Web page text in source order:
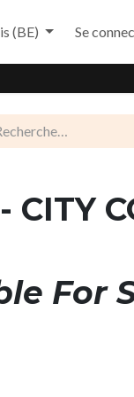
(BE) Se
CITY
For